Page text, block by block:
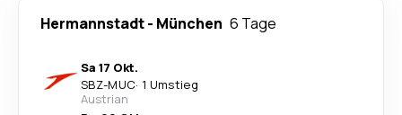
Hermannstadt- München 6 Tage
Sa 17 Okt.
SBZ-MUC· 1 Umstieg
Austrian